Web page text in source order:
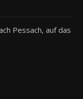
Pessach, auf das